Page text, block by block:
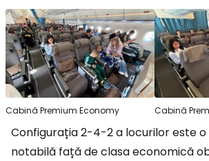
Cabină Premium Economy Cabină
Configurația 2-4-2 a locurilor este
notabilă față de clasa economică